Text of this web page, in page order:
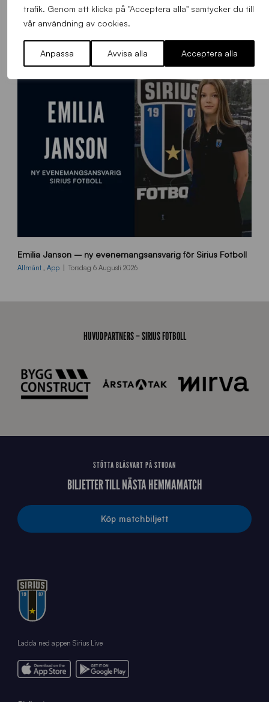
trafik. Genom att klicka på "Acceptera alla" samtycker du till
vår användning av cookies.
Anpassa Avvisa alla Acceptera alla
m
s
Otso Liimatta klar för Sirius Fotboll
Allmänt,App,Herrlaget Fredag 7 Augusti 2026
0
0
Emilia Janson – ny evenemangsansvarig för Sirius Fotboll
Allmänt , App Torsdag 6 Augusti 2026
HUVUDPARTNERS – SIRIUS FOTBOLL
STÖTTA BLÅSVART PÅ STUDAN
BILJETTER TILL NÄSTA HEMMAMATCH
Köp matchbiljett
Ladda ned appen Sirius Live